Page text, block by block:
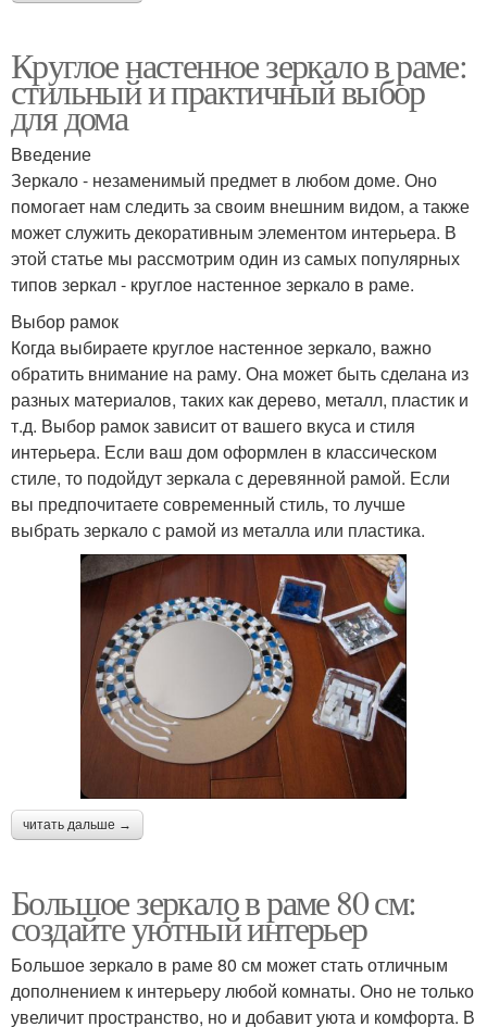
Круглое настенное зеркало в раме:
стильный и практичный выбор
для дома
Введение
Зеркало - незаменимый предмет в любом доме. Оно
помогает нам следить за своим внешним видом, а также
может служить декоративным элементом интерьера. В
этой статье мы рассмотрим один из самых популярных
типов зеркал - круглое настенное зеркало в раме.
Выбор рамок
Когда выбираете круглое настенное зеркало, важно
обратить внимание на раму. Она может быть сделана из
разных материалов, таких как дерево, металл, пластик и
т.д. Выбор рамок зависит от вашего вкуса и стиля
интерьера. Если ваш дом оформлен в классическом
стиле, то подойдут зеркала с деревянной рамой. Если
вы предпочитаете современный стиль, то лучше
выбрать зеркало с рамой из металла или пластика.
читать дальше →
Большое зеркало в раме 80 см:
создайте уютный интерьер
Большое зеркало в раме 80 см может стать отличным
дополнением к интерьеру любой комнаты. Оно не только
увеличит пространство, но и добавит уюта и комфорта. В